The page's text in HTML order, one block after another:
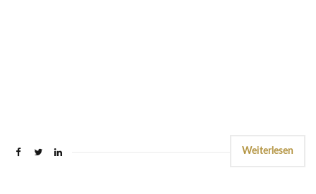
Weiterlesen